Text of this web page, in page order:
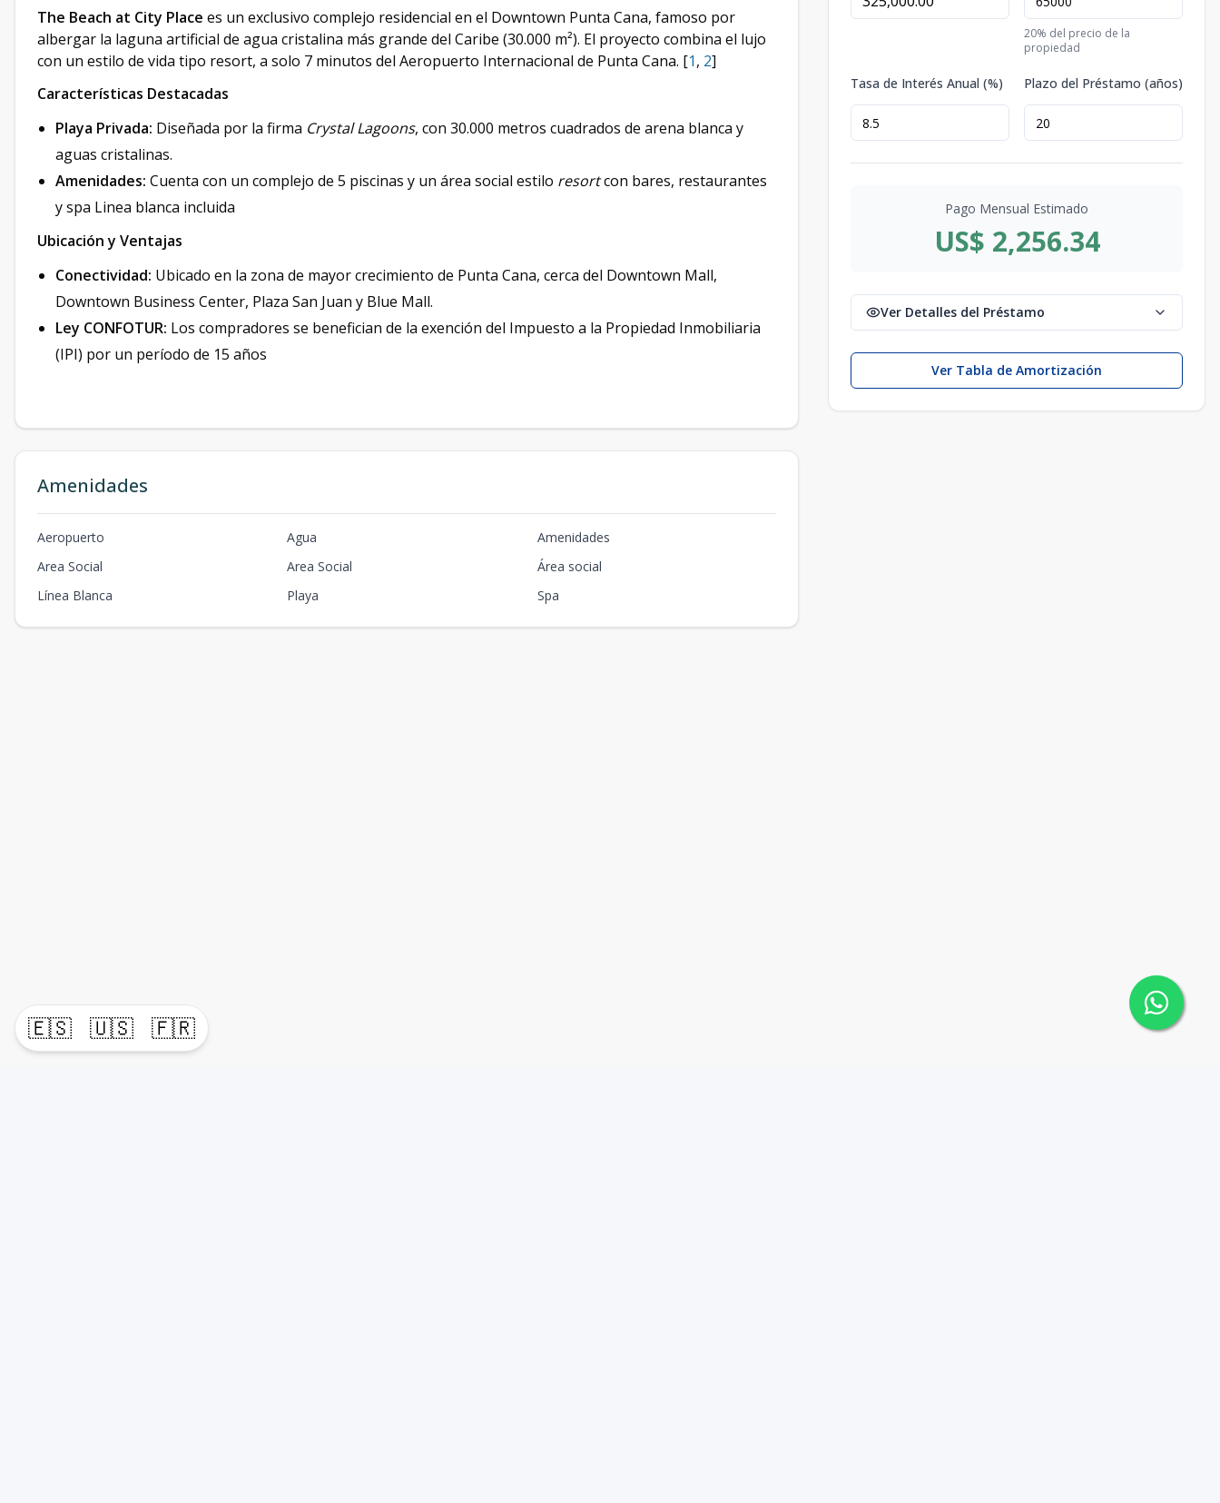
🇪🇸 🇺🇸 🇫🇷
The Beach at City Place es un exclusivo complejo residencial en el Downtown Punta Cana, famoso por
albergar la laguna artificial de agua cristalina más grande del Caribe (30.000 m²). El proyecto combina el lujo
con un estilo de vida tipo resort, a solo 7 minutos del Aeropuerto Internacional de Punta Cana. [1, 2]
Características Destacadas
Playa Privada: Diseñada por la firma Crystal Lagoons, con 30.000 metros cuadrados de arena blanca y
aguas cristalinas.
Amenidades: Cuenta con un complejo de 5 piscinas y un área social estilo resortcon bares, restaurantes
y spa Linea blanca incluida
Ubicación y Ventajas
Conectividad: Ubicado en la zona de mayor crecimiento de Punta Cana, cerca del Downtown Mall,
Downtown Business Center, Plaza San Juan y Blue Mall.
Ley CONFOTUR: Los compradores se benefician de la exención del Impuesto a la Propiedad Inmobiliaria
(IPI) por un período de 15 años
Amenidades
Aeropuerto Agua
Amenidades
Area Social
Area Social
Área social
Línea Blanca
Playa Spa
20% del precio de la
propiedad
Tasa de Interés Anual (%) Plazo del Préstamo (años)
Pago Mensual Estimado
US$ 2,256.34
Ver Detalles del Préstamo
Ver Tabla de Amortización